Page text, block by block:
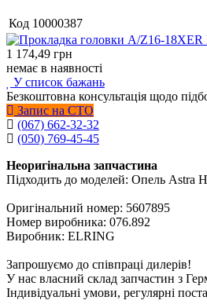
Код 10000387
1 174,49 грн
немає в наявності
У список бажань
Безкоштовна консультація щодо
Запис на СТО
(067) 662-32-32
(050) 769-45-45
Неоригінальна запчастина
Підходить до моделей: Опель Astra
Оригінальний номер: 5607895
Номер виробника: 076.892
Виробник: ELRING
Запрошуємо до співпраці дилерів!
У нас власний склад запчастин з
Індивідуальні умови, регулярні